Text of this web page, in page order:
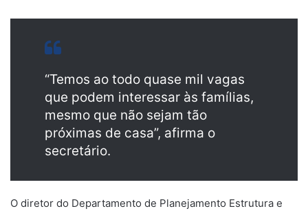
“Temos ao todo quase mil vagas
que podem interessar às famílias,
mesmo que não sejam tão
próximas de casa”, afirma o
secretário.
O diretor do Departamento de Planejamento Estrutura e